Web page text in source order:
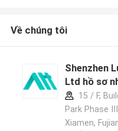
Về chúng tôi
Shenzhen
Ltd hồ sơ
15 / F,
Park Phase
Xiamen,